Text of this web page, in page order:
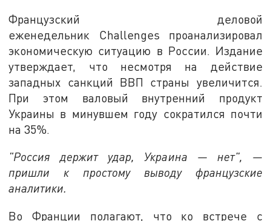
Французский деловой
еженедельник Challenges проанализировал
экономическую ситуацию в России. Издание
утверждает, что несмотря на действие
западных санкций ВВП страны увеличится.
При этом валовый внутренний продукт
Украины в минувшем году сократился почти
на 35%.
"Россия держит удар, Украина — нет", —
пришли к простому выводу французские
аналитики.
Во Франции полагают, что ко встрече с